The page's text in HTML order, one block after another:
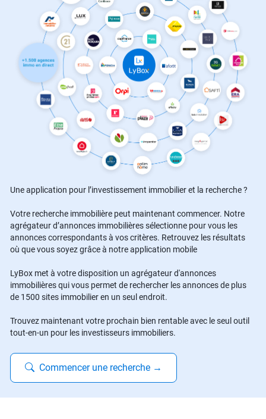
Une application pour l’investissement immobilier et la recherche ?
Votre recherche immobilière peut maintenant commencer. Notre
agrégateur d’annonces immobilières sélectionne pour vous les
annonces correspondants à vos critères. Retrouvez les résultats
où que vous soyez grâce à notre application mobile
LyBox met à votre disposition un agrégateur d'annonces
immobilières qui vous permet de rechercher les annonces de plus
de 1500 sites immobilier en un seul endroit.
Trouvez maintenant votre prochain bien rentable avec le seul outil
tout-en-un pour les investisseurs immobiliers.
Commencer une recherche →